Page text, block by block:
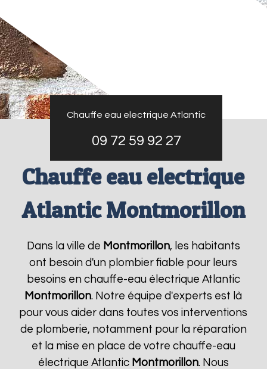
Chauffe eau electrique Atlantic
09 72 59 92 27
Chauffe eau electrique
Atlantic Montmorillon
Dans la ville de Montmorillon, les habitants
ont besoin d'un plombier fiable pour leurs
besoins en chauffe-eau électrique Atlantic
Montmorillon. Notre équipe d'experts est là
pour vous aider dans toutes vos interventions
de plomberie, notamment pour la réparation
et la mise en place de votre chauffe-eau
électrique Atlantic Montmorillon. Nous